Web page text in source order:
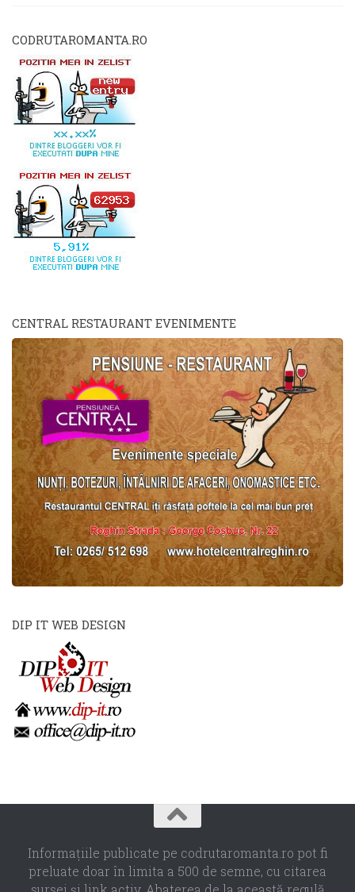
CODRUTAROMANTA.RO
CENTRAL RESTAURANT EVENIMENTE
DIP IT WEB DESIGN
Informaţiile publicate pe codrutaromanta.ro pot fi
preluate doar în limita a 500 de semne, cu citarea